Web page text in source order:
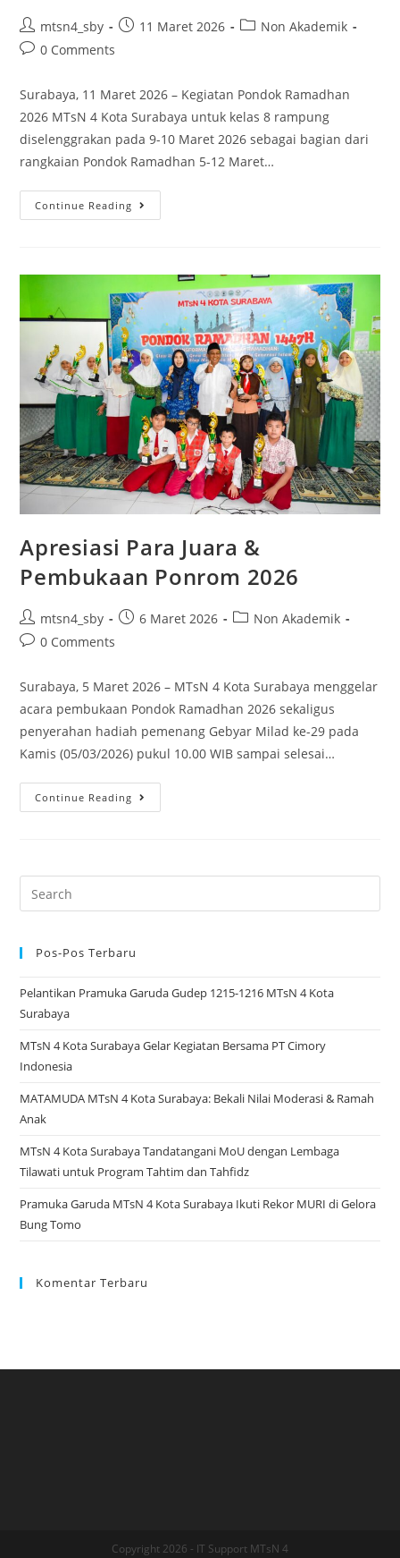
Post
author:
mtsn4_sby
Post11 Maret 2026
PostNon Akademik
Post0 Comments
Surabaya, 11 Maret 2026 – Kegiatan Pondok Ramadhan
2026 MTsN 4 Kota Surabaya untuk kelas 8 rampung
diselenggrakan pada 9-10 Maret 2026 sebagai bagian dari
rangkaian Pondok Ramadhan 5-12 Maret…
Continue Reading
Ramadhan
Surabaya
Kelas
8:
Merawat
Taqwa,
Berbagi
Zakat
Apresiasi Para Juara &
Pembukaan Ponrom 2026
Post
author:
mtsn4_sby
Post6 Maret 2026
PostNon Akademik
Post0 Comments
Surabaya, 5 Maret 2026 – MTsN 4 Kota Surabaya menggelar
acara pembukaan Pondok Ramadhan 2026 sekaligus
penyerahan hadiah pemenang Gebyar Milad ke-29 pada
Kamis (05/03/2026) pukul 10.00 WIB sampai selesai…
Continue Reading
Para
Search
for:
Pos-Pos Terbaru
Pelantikan Pramuka Garuda Gudep 1215-1216 MTsN 4 Kota
Surabaya
MTsN 4 Kota Surabaya Gelar Kegiatan Bersama PT Cimory
Indonesia
MATAMUDA MTsN 4 Kota Surabaya: Bekali Nilai Moderasi & Ramah
Anak
MTsN 4 Kota Surabaya Tandatangani MoU dengan Lembaga
Tilawati untuk Program Tahtim dan Tahfidz
Pramuka Garuda MTsN 4 Kota Surabaya Ikuti Rekor MURI di Gelora
Bung Tomo
Komentar Terbaru
Copyright 2026 - IT Support MTsN 4